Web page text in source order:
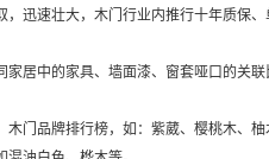
迅速壮大，木门行业内推行十年质保
居中的家具、墙面漆、窗套哑口的关
门品牌排行榜，如：紫葳、樱桃木、